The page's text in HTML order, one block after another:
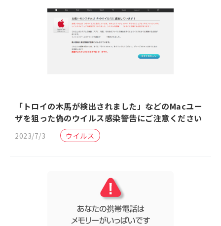
「トロイの木馬が検出されました」などのMacユー
ザを狙った偽のウイルス感染警告にご注意ください
2023/7/3 ウイルス